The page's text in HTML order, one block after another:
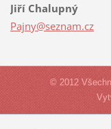
Jiří Chalupný
Pajny@seznam.cz
© 2012